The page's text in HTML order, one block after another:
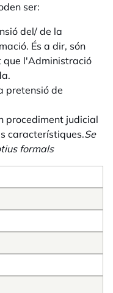
ser:
del/ de la
És a dir, són
que l'Administració
pretensió de
procediment judicial
característiques.Se
formals